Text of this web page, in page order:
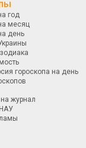
год
месяц
день
гороскопа на день
журнал